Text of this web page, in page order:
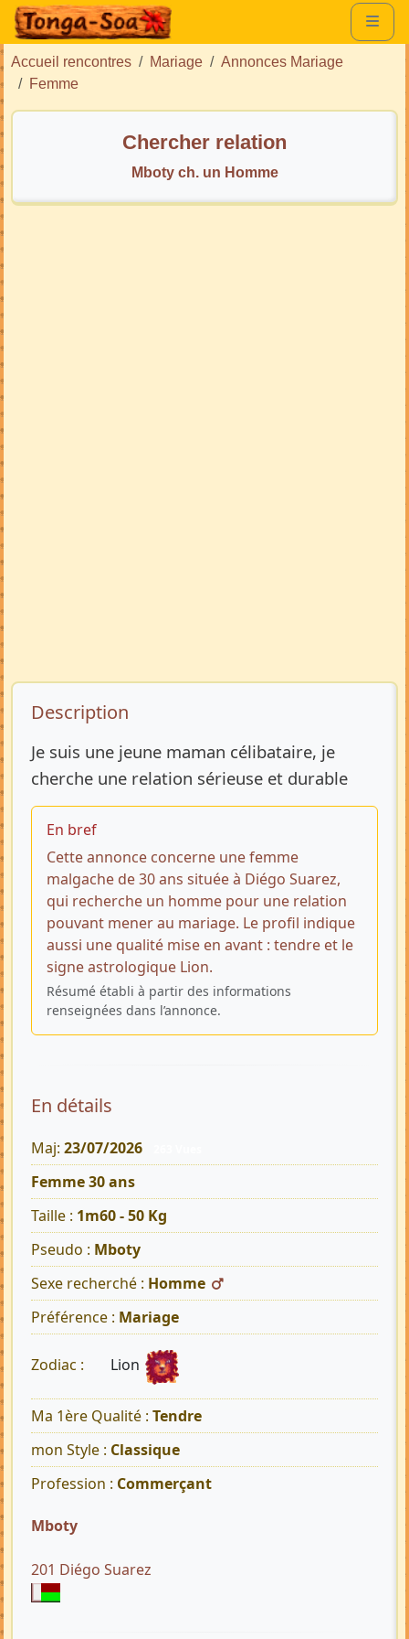
Accueil rencontres Mariage
Annonces Mariage
Femme
Chercher relation
Mboty ch. un Homme
Description de l’annonce
Description
Je suis une jeune maman célibataire, je
cherche une relation sérieuse et durable
En bref
Cette annonce concerne une femme
malgache de 30 ans située à Diégo Suarez,
qui recherche un homme pour une relation
pouvant mener au mariage. Le profil indique
aussi une qualité mise en avant : tendre et le
signe astrologique Lion.
Résumé établi à partir des informations
renseignées dans l’annonce.
En détails
Maj: 23/07/2026
Femme 30 ans
Taille : 1m60 - 50 Kg
Pseudo : Mboty
Sexe recherché : Homme
Préférence : Mariage
Zodiac : Lion
Ma 1ère Qualité : Tendre
mon Style : Classique
Profession : Commerçant
Mboty
201 Diégo Suarez